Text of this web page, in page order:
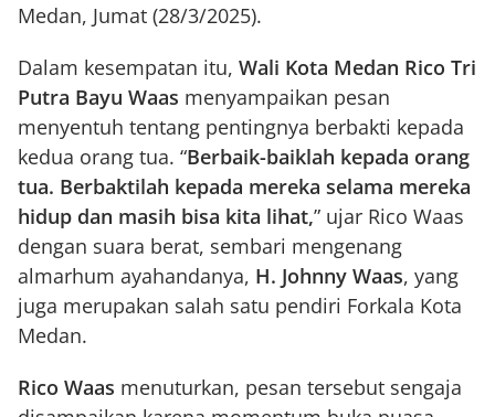
Medan, Jumat (28/3/2025).
Dalam kesempatan itu, Wali Kota Medan Rico Tri
Putra Bayu Waas menyampaikan pesan
menyentuh tentang pentingnya berbakti kepada
kedua orang tua. “Berbaik-baiklah kepada orang
tua. Berbaktilah kepada mereka selama mereka
hidup dan masih bisa kita lihat,” ujar Rico Waas
dengan suara berat, sembari mengenang
almarhum ayahandanya, H. Johnny Waas, yang
juga merupakan salah satu pendiri Forkala Kota
Medan.
Rico Waas menuturkan, pesan tersebut sengaja